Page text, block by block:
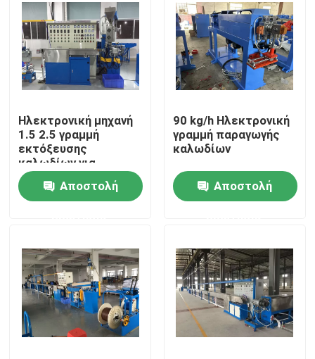
Σπίτι
Προϊόντα
Βίντεο
Σχετικά με εμάς
Επισκεψή εργοστασίου
Ηλεκτρονική μηχανή
1.5 2.5 γραμμή
εκτόξευσης
καλωδίων για
καλώδια PVC
Αποστολή
90 kg/h Ηλεκτρονική
γραμμή παραγωγής
καλωδίων
Αποστολή